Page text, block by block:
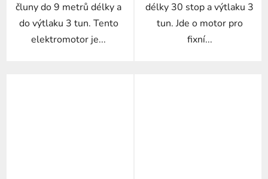
čluny do 9 metrů délky a
do výtlaku 3 tun. Tento
elektromotor je...
délky 30 stop a výtlaku 3
tun. Jde o motor pro
fixní...